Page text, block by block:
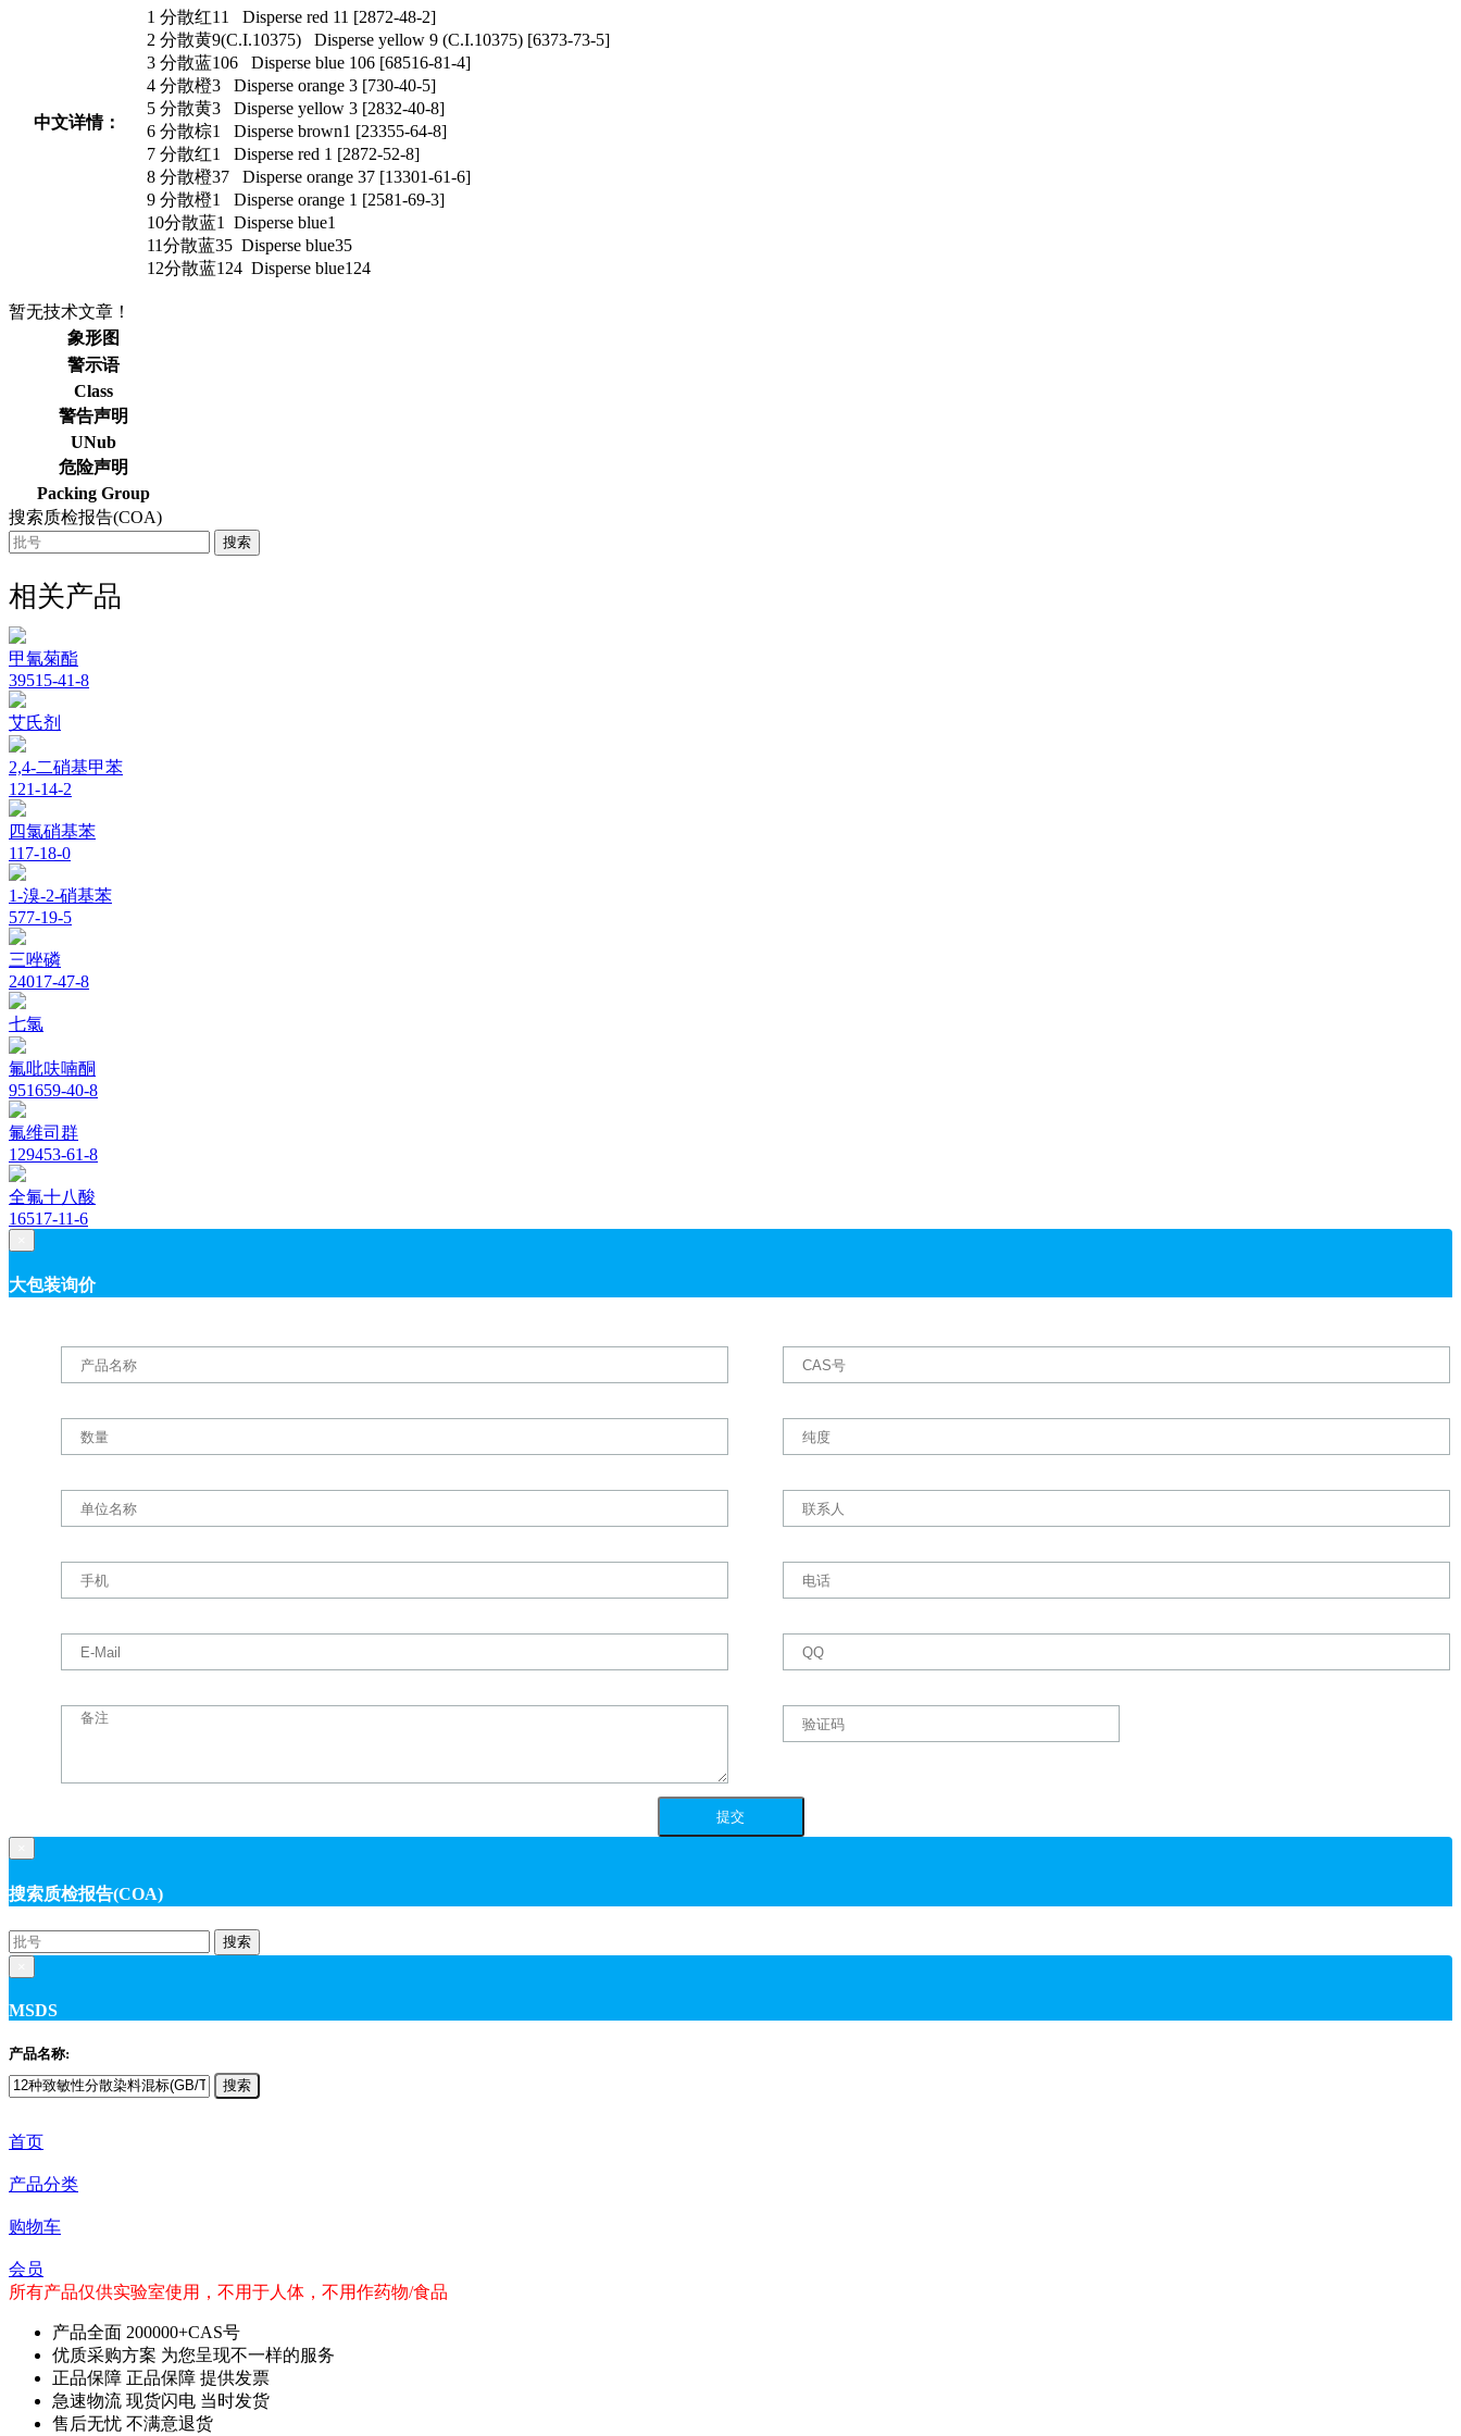
中文详情：
1 分散红11 Disperse red 11 [2872-48-2]
2 分散黄9(C.I.10375) Disperse yellow 9 (C.I.10375) [6373-73-5]
3 分散蓝106 Disperse blue 106 [68516-81-4]
4 分散橙3 Disperse orange 3 [730-40-5]
5 分散黄3 Disperse yellow 3 [2832-40-8]
6 分散棕1 Disperse brown1 [23355-64-8]
7 分散红1 Disperse red 1 [2872-52-8]
8 分散橙37 Disperse orange 37 [13301-61-6]
9 分散橙1 Disperse orange 1 [2581-69-3]
10分散蓝1 Disperse blue1
11分散蓝35 Disperse blue35
12分散蓝124 Disperse blue124
暂无技术文章！
象形图
警示语
Class
警告声明
UNub
危险声明
Packing Group
搜索质检报告(COA)
搜索
相关产品
甲氰菊酯
39515-41-8
艾氏剂
2,4-二硝基甲苯
121-14-2
四氯硝基苯
117-18-0
1-溴-2-硝基苯
577-19-5
三唑磷
24017-47-8
七氯
氟吡呋喃酮
951659-40-8
氟维司群
129453-61-8
全氟十八酸
16517-11-6
大包装询价
搜索质检报告(COA)
搜索
MSDS
产品名称:
搜索
首页
产品分类
购物车
会员
所有产品仅供实验室使用，不用于人体，不用作药物/食品
产品全面 200000+CAS号
优质采购方案 为您呈现不一样的服务
正品保障 正品保障 提供发票
急速物流 现货闪电 当时发货
售后无忧 不满意退货